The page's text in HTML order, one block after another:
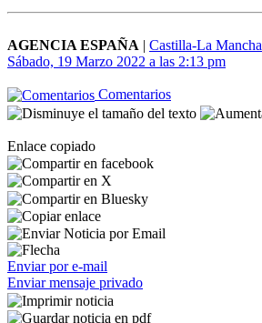
AGENCIA ESPAÑA | Castilla-La Mancha
Sábado, 19 Marzo 2022 a las 2:13 pm
Comentarios
Enlace copiado
Enviar por e-mail
Enviar mensaje privado